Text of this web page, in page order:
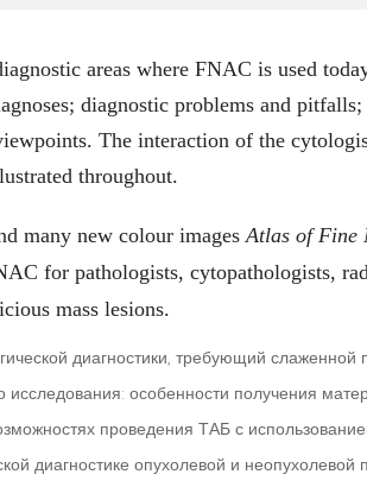
areas where FNAC is used
diagnostic problems and
The interaction of the
throughout.
many new colour images Atlas of Fine
for pathologists, cytopathologists,
mass lesions.
диагностики, требующий
особенности получения
проведения ТАБ с
диагностике опухолевой и